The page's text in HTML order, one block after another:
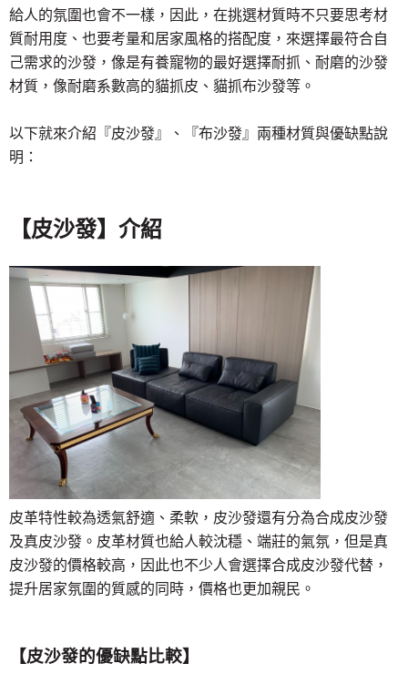
給人的氛圍也會不一樣，因此，在挑選材質時不只要思考材
質耐用度、也要考量和居家風格的搭配度，來選擇最符合自
己需求的沙發，像是有養寵物的最好選擇耐抓、耐磨的沙發
材質，像耐磨系數高的貓抓皮、貓抓布沙發等。
以下就來介紹『皮沙發』、『布沙發』兩種材質與優缺點說
明：
【皮沙發】介紹
皮革特性較為透氣舒適、柔軟，皮沙發還有分為合成皮沙發
及真皮沙發。皮革材質也給人較沈穩、端莊的氣氛，但是真
皮沙發的價格較高，因此也不少人會選擇合成皮沙發代替，
提升居家氛圍的質感的同時，價格也更加親民。
【皮沙發的優缺點比較】